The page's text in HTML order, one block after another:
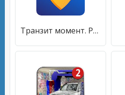
Транзит момент. Работа водителем на личном авто